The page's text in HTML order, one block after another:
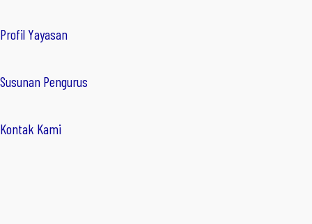
Profil Yayasan
Susunan Pengurus
Kontak Kami